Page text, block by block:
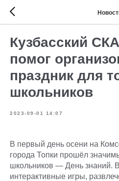
Кузбасский
помог
праздник для
школьников
2023-09-01 14:07
В первый день осени на
города Топки прошёл
школьников — День знаний.
интерактивные игры,